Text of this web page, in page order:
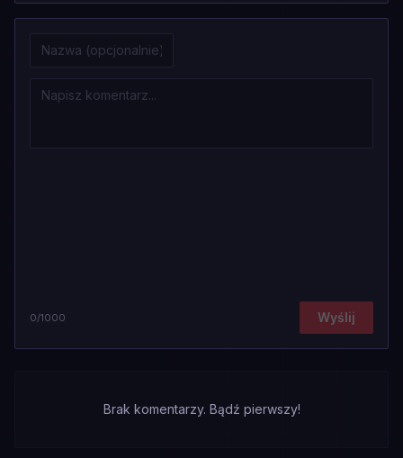
0/1000 Wyślij
Brak komentarzy. Bądź pierwszy!